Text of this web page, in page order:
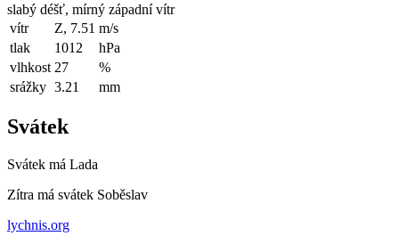
slabý déšť, mírný západní vítr
vítr
Z, 7.51 m/s
tlak
1012
hPa
vlhkost 27
%
srážky 3.21 mm
Svátek
Svátek má Lada
Zítra má svátek Soběslav
lychnis.org